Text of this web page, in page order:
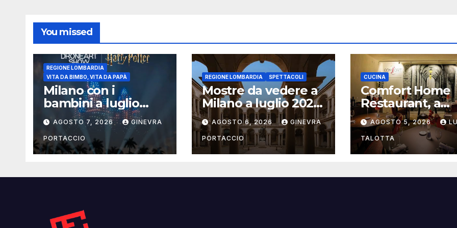
You missed
REGIONE LOMBARDIA
VITA DA BIMBO, VITA DA PAPÀ
Milano con i
bambini a luglio
2026: eventi, cinema
e attività per
famiglie
AGOSTO 7, 2026 GINEVRA
PORTACCIO
REGIONE LOMBARDIA SPETTACOLI
Mostre da vedere a
Milano a luglio 2026:
la guida aggiornata
AGOSTO 6, 2026 GINEVRA
PORTACCIO
CUCINA
Comfort Home
Restaurant, a
Bologna il
che trasforma
l’ospitalità in
un’esperienza
AGOSTO 5, 2026
TALOTTA